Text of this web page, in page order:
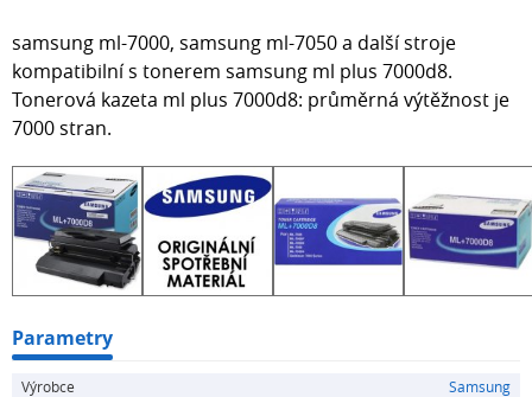
samsung ml-7000, samsung ml-7050 a další stroje
kompatibilní s tonerem samsung ml plus 7000d8.
Tonerová kazeta ml plus 7000d8: průměrná výtěžnost je
7000 stran.
Parametry
Výrobce
Samsung